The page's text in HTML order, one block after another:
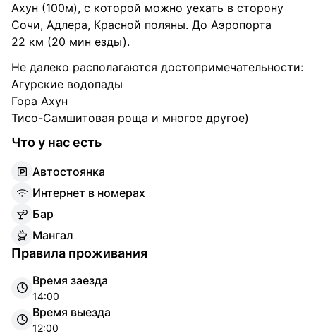
Ахун (100м), с которой можно уехать в сторону
Сочи, Адлера, Красной поляны. До Аэропорта
22 км (20 мин езды).
Не далеко располагаются достопримечательности:
Агурские водопады
Гора Ахун
Тисо-Самшитовая роща и многое другое)
Что у нас есть
Автостоянка
Интернет в номерах
Бар
Мангал
Правила проживания
Время заезда
14:00
Время выезда
12:00